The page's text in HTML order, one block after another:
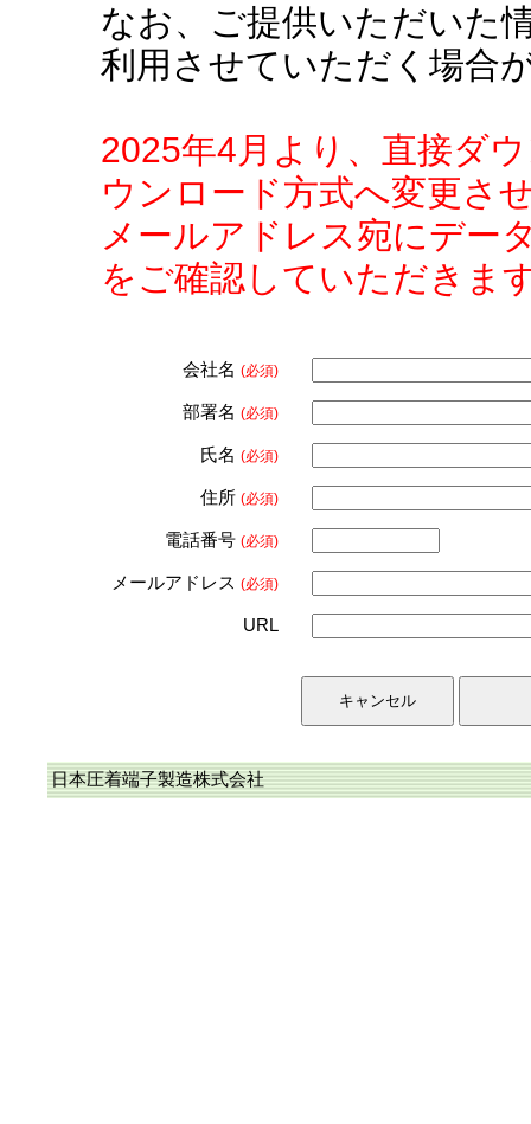
なお、ご提供いただいた
利用させていただく場合
2025年4月より、直接ダ
ウンロード方式へ変更さ
メールアドレス宛にデー
をご確認していただきま
会社名 (必須)
部署名 (必須)
氏名 (必須)
住所 (必須)
電話番号 (必須)
メールアドレス (必須)
URL
日本圧着端子製造株式会社